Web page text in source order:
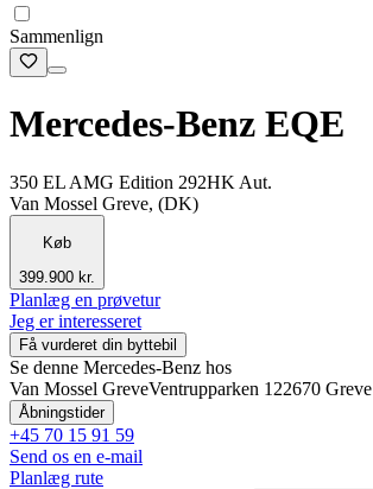
Sammenlign
Mercedes-Benz EQE
350 EL AMG Edition 292HK Aut.
Van Mossel Greve, (DK)
Køb
399.900 kr.
Planlæg en prøvetur
Jeg er interesseret
Få vurderet din byttebil
Se denne Mercedes-Benz hos
Van Mossel GreveVentrupparken 122670 Greve
Åbningstider
+45 70 15 91 59
Send os en e-mail
Planlæg rute